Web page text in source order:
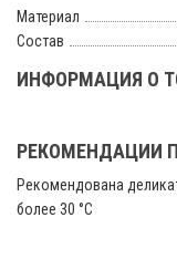
Материал
Состав
ИНФОРМАЦИЯ О
РЕКОМЕНДАЦИИ
Рекомендована
более 30 °C